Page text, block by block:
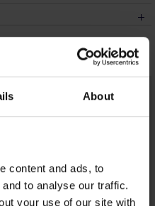
About
content and ads, to
to analyse our traffic.
your use of our site with
αρέσει